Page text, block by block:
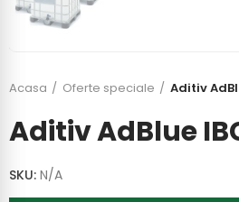
Acasa Oferte speciale Aditiv
Aditiv AdBlue
SKU: N/A